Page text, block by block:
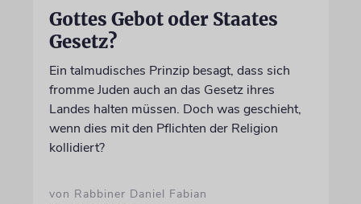
Gottes Gebot oder Staates
Gesetz?
Ein talmudisches Prinzip besagt, dass sich
fromme Juden auch an das Gesetz ihres
Landes halten müssen. Doch was geschieht,
wenn dies mit den Pflichten der Religion
kollidiert?
von Rabbiner Daniel Fabian